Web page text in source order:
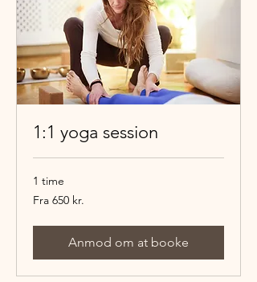
1:1 yoga session
1 time
Fra
650
Fra 650 kr.
Anmod om at booke